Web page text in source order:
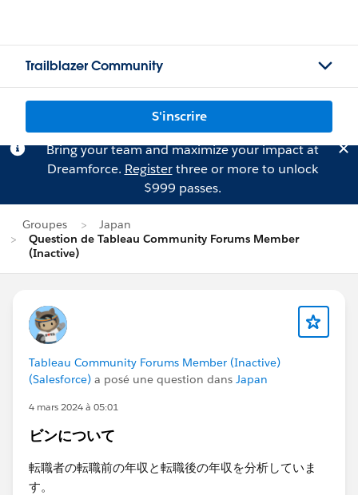
Trailblazer Community
S'inscrire
Bring your team and maximize your impact at
Dreamforce. Registerthree or more to unlock
$999 passes.
Groupes
Japan
Question de Tableau Community Forums Member
(Inactive)
Tableau Community Forums Member (Inactive)
(Salesforce) a posé une question dans Japan
4 mars 2024 à 05:01
ビンについて
転職者の転職前の年収と転職後の年収を分析していま
す。